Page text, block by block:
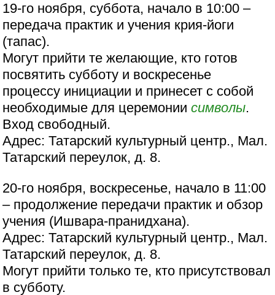
19-го ноября, суббота, начало в 10:00 –
передача практик и учения крия-йоги
(тапас).
Могут прийти те желающие, кто готов
посвятить субботу и воскресенье
процессу инициации и принесет с собой
необходимые для церемониисимволы.
Вход свободный.
Адрес: Татарский культурный центр., Мал.
Татарский переулок, д. 8.
20-го ноября, воскресенье, начало в 11:00
– продолжение передачи практик и обзор
учения (Ишвара-пранидхана).
Адрес: Татарский культурный центр., Мал.
Татарский переулок, д. 8.
Могут прийти только те, кто присутствовал
в субботу.